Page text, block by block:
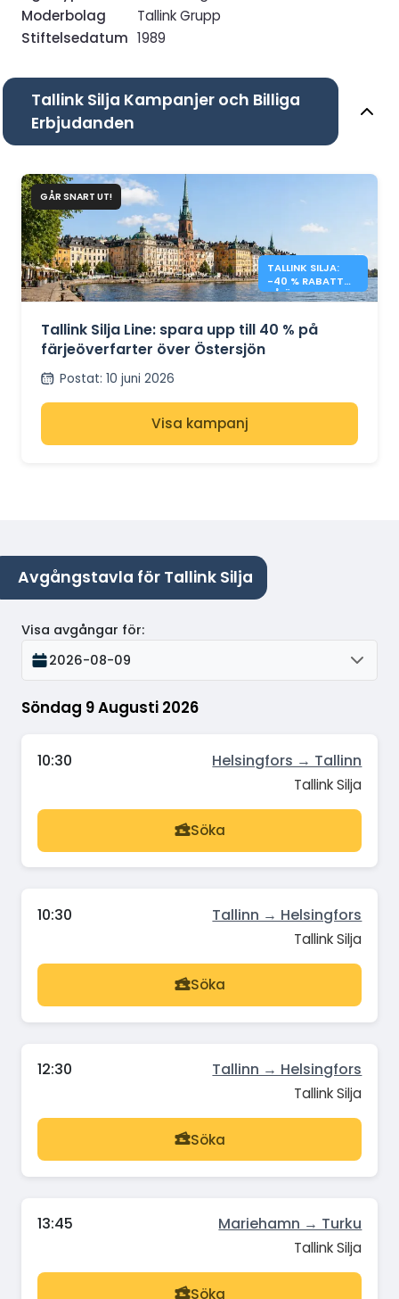
Moderbolag
Tallink Grupp
Stiftelsedatum 1989
Tallink Silja Kampanjer och Billiga
Erbjudanden
GÅR SNART UT!
TALLINK SILJA:
-40 % RABATT
PÅ ÖVERFARTER
ÖSTERSJÖN
Tallink Silja Line: spara upp till 40 % på
färjeöverfarter över Östersjön
Postat: 10 juni 2026
Visa kampanj
Avgångstavla för Tallink Silja
Söndag 9 Augusti 2026
Visa avgångar för:
2026-08-09
10:30 Helsingfors → Tallinn
Tallink Silja
Söka
10:30 Tallinn → Helsingfors
Tallink Silja
Söka
12:30 Tallinn → Helsingfors
Tallink Silja
Söka
13:45 Mariehamn → Turku
Tallink Silja
Söka